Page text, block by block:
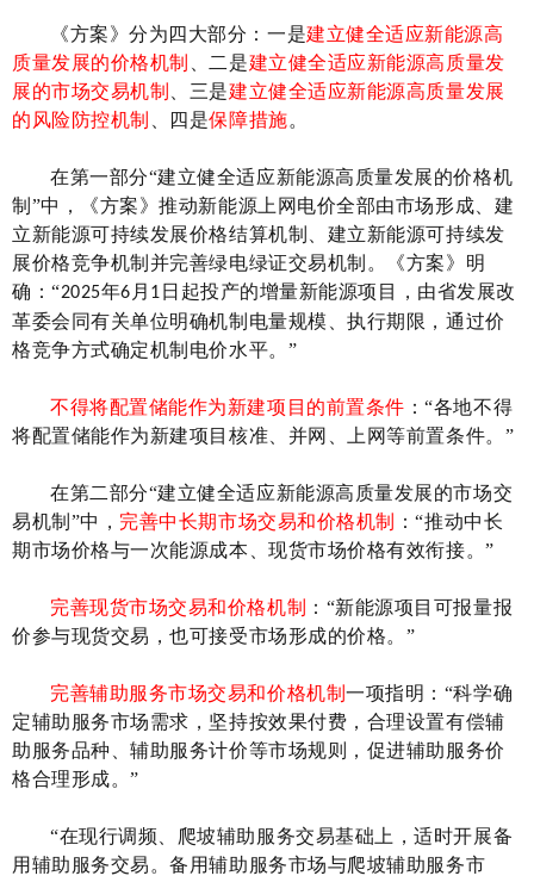
《方案》分为四大部分：一是建立健全适应新能源高
质量发展的价格机制 、二是建立健全适应新能源高质量发
展的市场交易机制 、三是建立健全适应新能源高质量发展
的风险防控机制 、四是保障措施。
在第一部分“建立健全适应新能源高质量发展的价格机
制”中，《方案》推动新能源上网电价全部由市场形成、建
立新能源可持续发展价格结算机制、 建立新能源可持续发
展价格竞争机制 并完善绿电绿证交易机制。 《方案》 明
确：“2025年6月 1 日起投产的增量新能源项目，由省发展改
革委会同有关单位明确机制电量规模、执行期限，通过价
格竞争方式确定机制电价水平。 ”
不得将配置储能作为新建项目的前置条件 ：“各地不得
将配置储能作为新建项目核准、并网、上网等前置条件。”
在第二部分“建立健全适应新能源高质量发展的市场交
易机制 ”中， 完善中长期市场交易和价格机制 ：“推动中长
期市场价格与一次能源成本、现货市场价格有效衔接。”
完善现货市场交易和价格机制 ： “新能源项目可报量报
价参与现货交易，也可接受市场形成的价格。”
完善辅助服务市场交易和价格机制一项指明 ： “科学确
定辅助服务市场需求，坚持按效果付费，合理设置有偿辅
助服务品种、辅助服务计价等市场规则，促进辅助服务价
格合理形成。”
“在现行调频、爬坡辅助服务交易基础上，适时开展备
用辅助服务交易。备用辅助服务市场与爬坡辅助服务市